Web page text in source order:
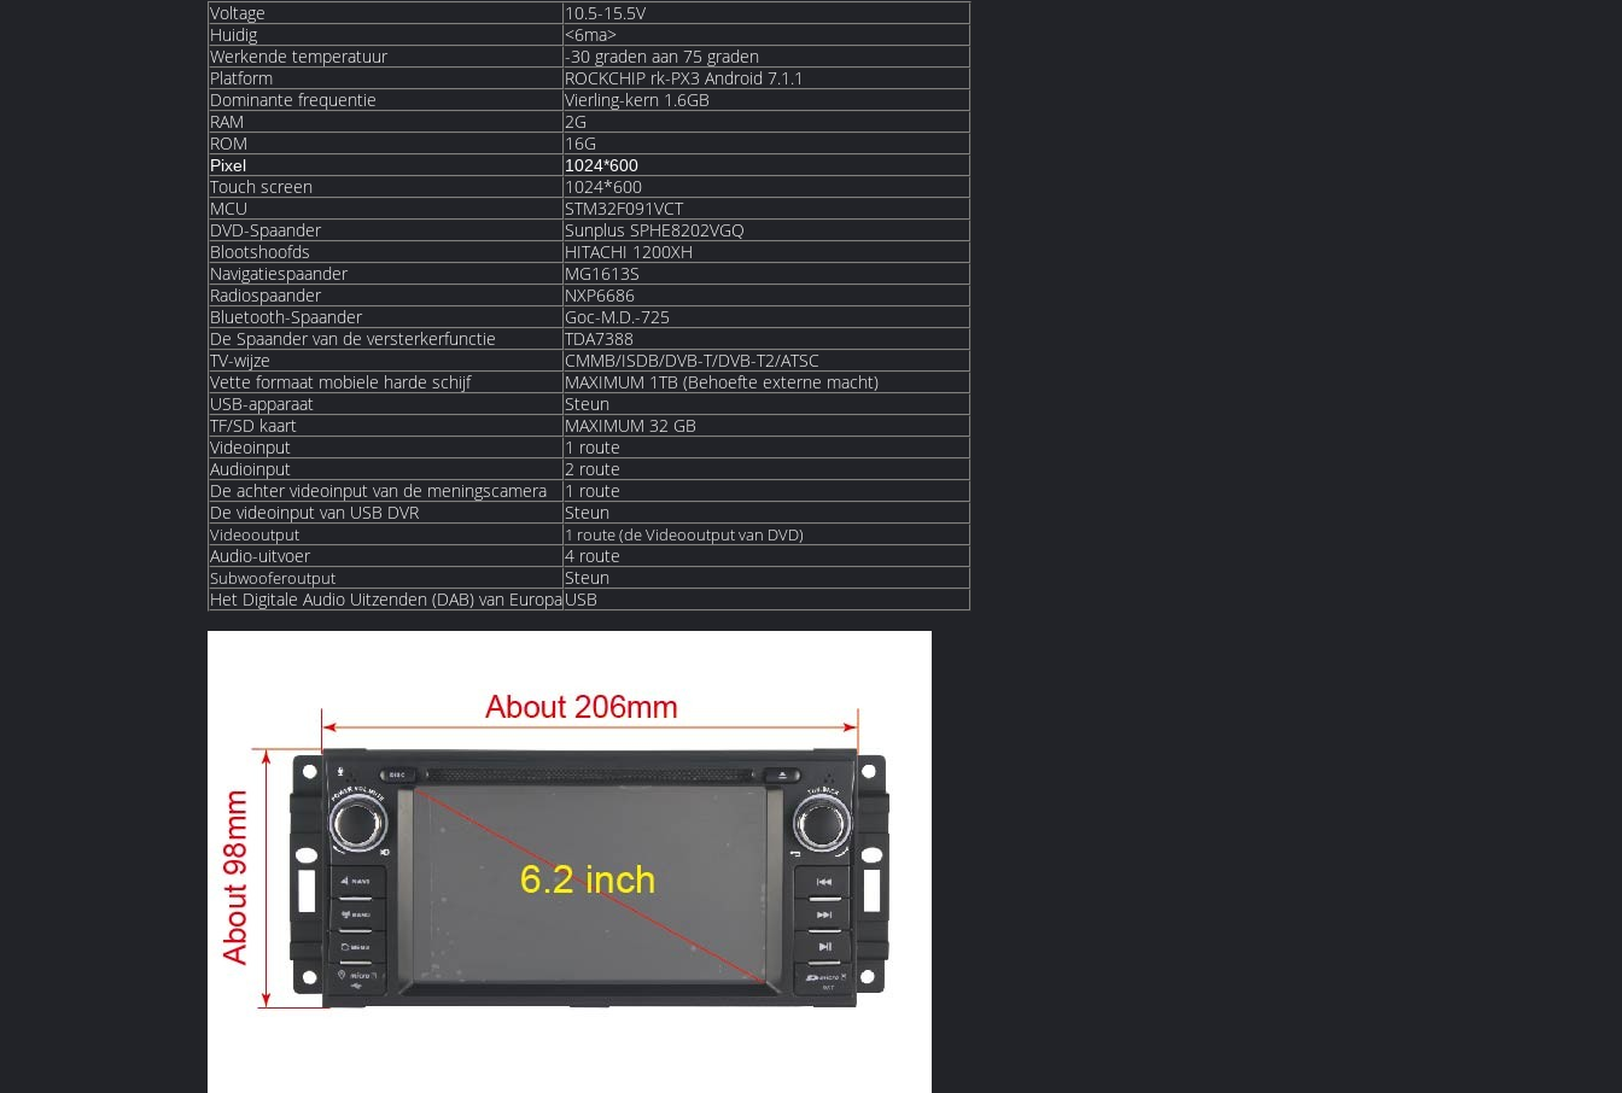
Voltage
10.5-15.5V
Huidig
<6ma>
Werkende temperatuur
-30 graden aan 75 graden
Platform
ROCKCHIP rk-PX3 Android 7.1.1
Dominante frequentie
Vierling-kern 1.6GB
RAM
2G
ROM
16G
Pixel 1024*600
Touch screen
1024*600
MCU
STM32F091VCT
DVD-Spaander
Sunplus SPHE8202VGQ
Blootshoofds
HITACHI 1200XH
Navigatiespaander
MG1613S
Radiospaander
NXP6686
Bluetooth-Spaander
Goc-M.D.-725
De Spaander van de versterkerfunctie
TDA7388
TV-wijze
CMMB/ISDB/DVB-T/DVB-T2/ATSC
Vette formaat mobiele harde schijf
MAXIMUM 1TB (Behoefte externe macht)
USB-apparaat
Steun
TF/SD kaart
MAXIMUM 32 GB
Videoinput
1 route
Audioinput
2 route
De achter videoinput van de meningscamera
1 route
De videoinput van USB DVR
Steun
Videooutput 1 route (de Videooutput van DVD)
Audio-uitvoer 4 route
Subwooferoutput
Steun
Het Digitale Audio Uitzenden (DAB) van EuropaUSB